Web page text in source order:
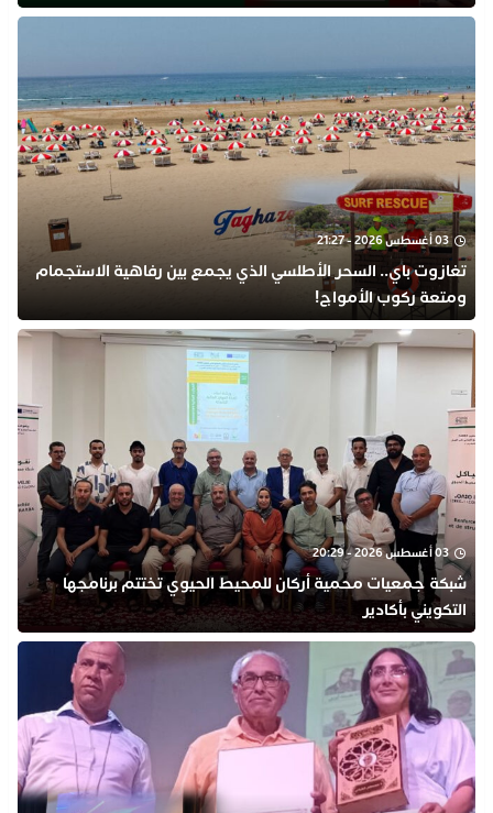
03 أغسطس 2026 - 21:27
تغازوت باي.. السحر الأطلسي الذي يجمع بين رفاهية الاستجمام
ومتعة ركوب الأمواج!
03 أغسطس 2026 - 20:29
شبكة جمعيات محمية أركان للمحيط الحيوي تختتم برنامجها
التكويني بأكادير